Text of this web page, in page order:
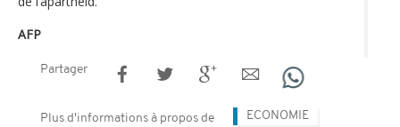
AFP
Partager
Plus d'informations à propos de ECONOMIE